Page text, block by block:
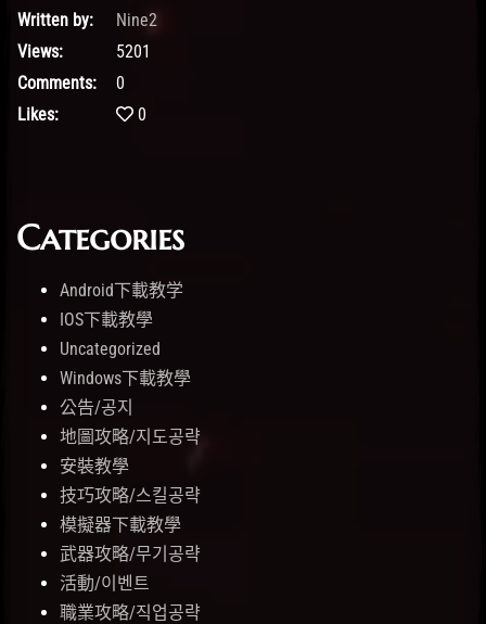
Written by:
Nine2
Views:
5201
Comments:
0
Likes:
0
Categories
Android下載教学
IOS下載教學
Uncategorized
Windows下載教學
公告/공지
地圖攻略/지도공략
安裝教學
技巧攻略/스킬공략
模擬器下載教學
武器攻略/무기공략
活動/이벤트
職業攻略/직업공략